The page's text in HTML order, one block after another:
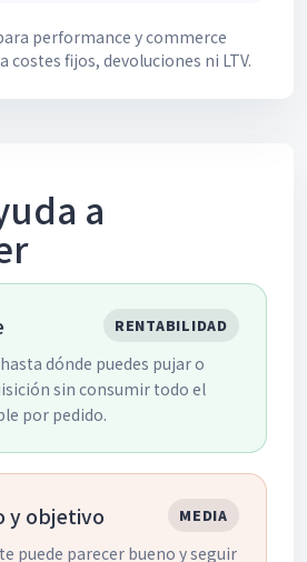
performance y commerce
costes fijos, devoluciones ni LTV.
a
RENTABILIDAD
dónde puedes pujar o
sin consumir todo el
por pedido.
y objetivo MEDIA
puede parecer bueno y seguir